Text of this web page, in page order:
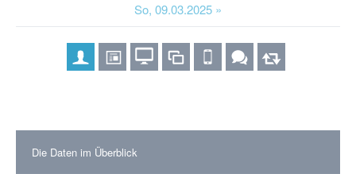
So, 09.03.2025 »
Die Daten im Überblick